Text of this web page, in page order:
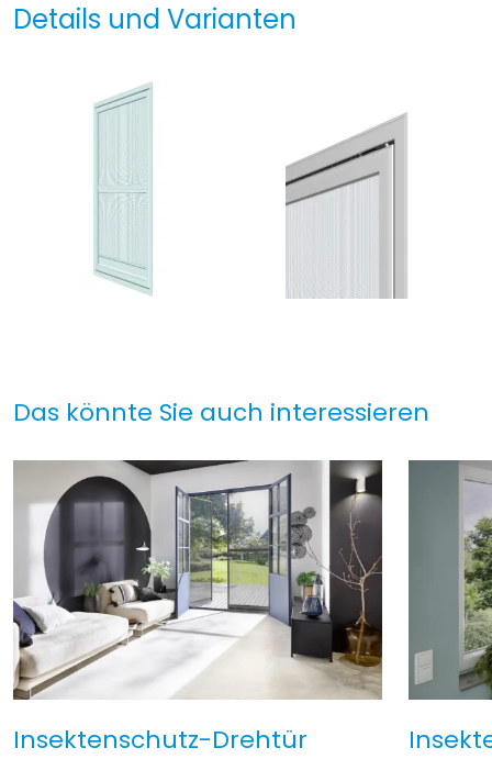
Details und Varianten
Das könnte Sie auch interessieren
Insektenschutz-Drehtür